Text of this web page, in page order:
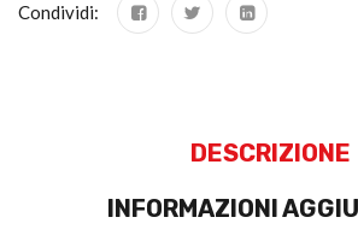
Condividi:
DESCRIZIONE
INFORMAZIONI